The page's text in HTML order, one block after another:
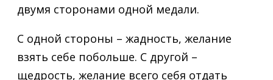
двумя сторонами одной медали.
С одной стороны – жадность, желание
взять себе побольше. С другой –
щедрость, желание всего себя отдать